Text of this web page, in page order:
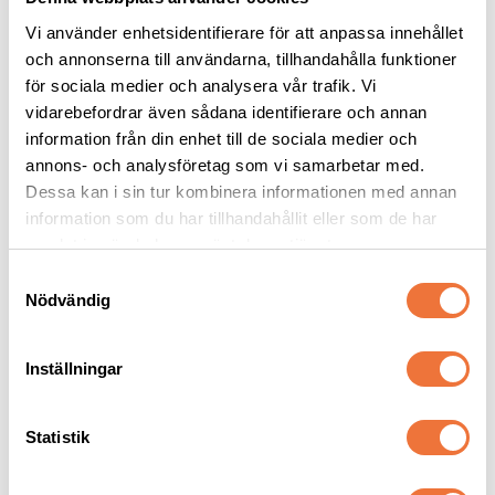
Vi använder enhetsidentifierare för att anpassa innehållet
och annonserna till användarna, tillhandahålla funktioner
för sociala medier och analysera vår trafik. Vi
vidarebefordrar även sådana identifierare och annan
information från din enhet till de sociala medier och
annons- och analysföretag som vi samarbetar med.
Dessa kan i sin tur kombinera informationen med annan
information som du har tillhandahållit eller som de har
samlat in när du har använt deras tjänster.
Nödvändig
Inställningar
Statistik
Trixie Tandvårdsset
för hund
En dubbelsidig tandborste, två fingertandborstar och tandkräm med mintsmak
79kr
Hundbädd Fluffy rund -
ljusgrå 70 cm
Diameter 70 cm, höjd 20 cm
459kr